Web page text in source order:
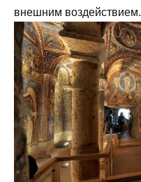
внешним воздействием.